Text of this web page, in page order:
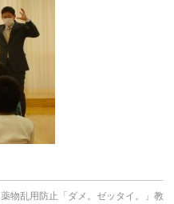
薬物乱用防止「ダメ。ゼッタイ。」教